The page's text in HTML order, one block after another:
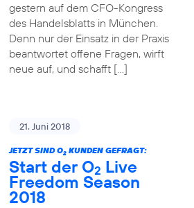
gestern auf dem CFO-Kongress
des Handelsblatts in München.
Denn nur der Einsatz in der Praxis
beantwortet offene Fragen, wirft
neue auf, und schafft […]
21. Juni 2018
JETZT SIND O2KUNDEN GEFRAGT:
Start der O2 Live
Freedom Season
2018